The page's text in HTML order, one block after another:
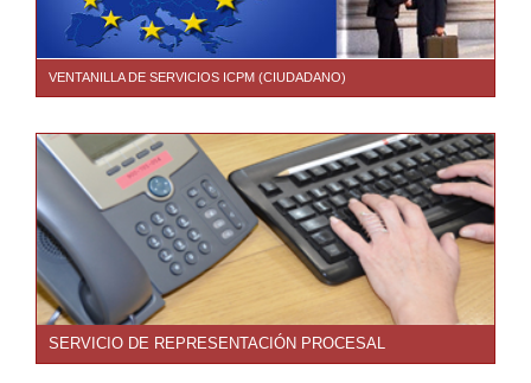
VENTANILLA DE SERVICIOS ICPM (CIUDADANO)
SERVICIO DE REPRESENTACIÓN PROCESAL